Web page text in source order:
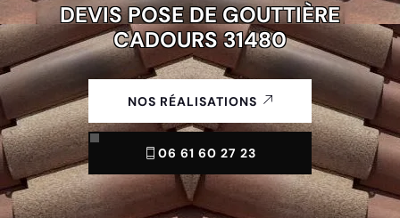
DEVIS POSE DE GOUTTIÈRE
CADOURS 31480
NOS RÉALISATIONS
06 61 60 27 23